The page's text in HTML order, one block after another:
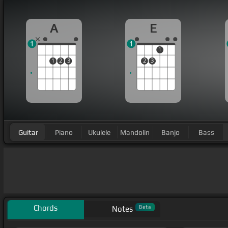
A
1 2 3
1
E
2 3
1
1
Guitar Piano Ukulele Mandolin Banjo Bass
Chords Notes Beta